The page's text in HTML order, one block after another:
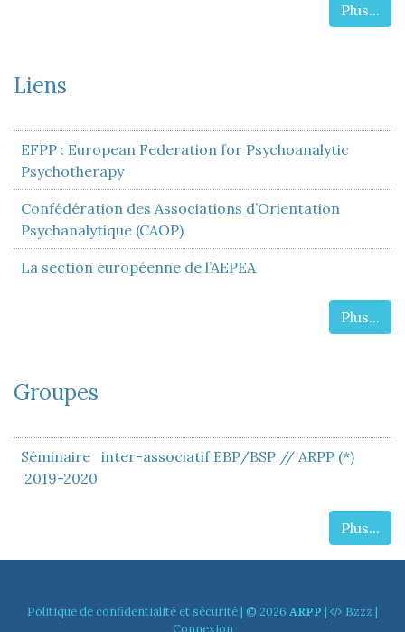
Plus...
Liens
EFPP : European Federation for Psychoanalytic
Psychotherapy
Confédération des Associations d’Orientation
Psychanalytique (CAOP)
La section européenne de l’AEPEA
Plus...
Groupes
Séminaire inter-associatif EBP/BSP // ARPP (*)
2019-2020
Plus...
Politique de confidentialité et sécurité| © 2026 ARPP | Bzzz |